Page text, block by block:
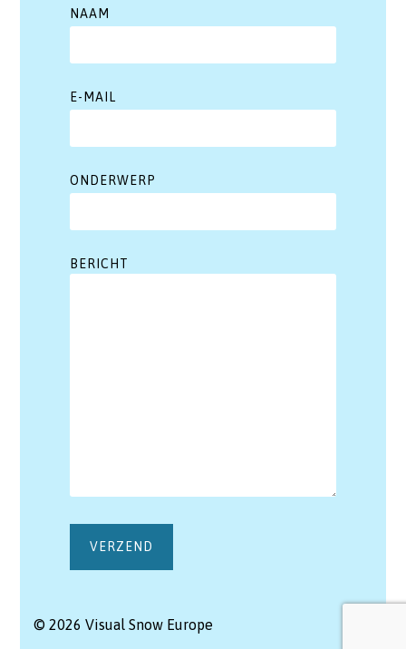
NAAM
E-MAIL
ONDERWERP
BERICHT
© 2026 Visual Snow Europe